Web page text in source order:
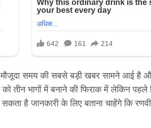
मौजूदा समय की सबसे बड़ी खबर सामने आई
को तीन भागों में बनाने की फिराक में
है जानकारी के लिए बताना चाहेंगे कि